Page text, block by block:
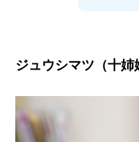
ジュウシマツ（十